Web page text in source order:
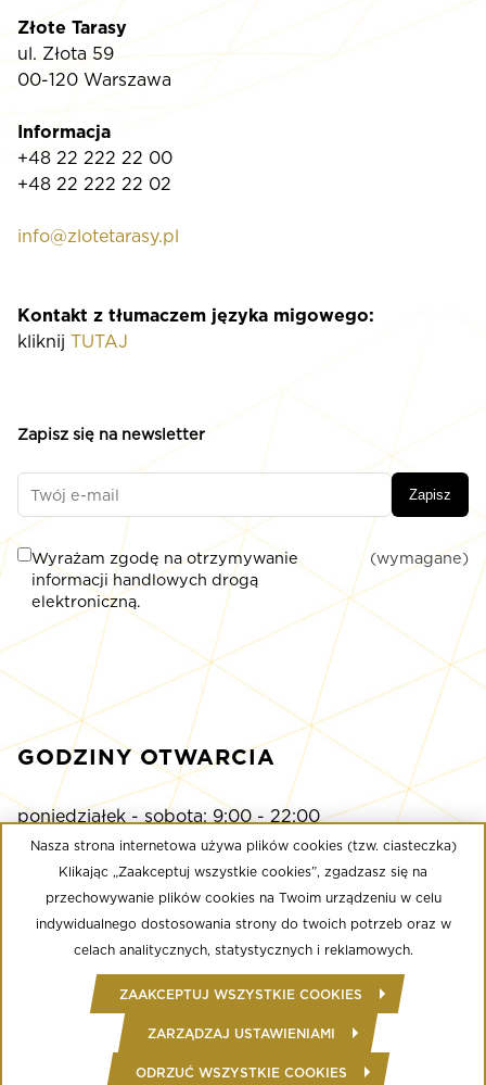
Złote Tarasy
ul. Złota 59
00-120 Warszawa
Informacja
+48 22 222 22 00
+48 22 222 22 02
info@zlotetarasy.pl
Kontakt z tłumaczem języka migowego:
kliknij TUTAJ
Zapisz się na newsletter
Zapisz
Wyrażam zgodę na otrzymywanie
informacji handlowych drogą
elektroniczną.
(wymagane)
GODZINY OTWARCIA
poniedziałek - sobota: 9:00 - 22:00
niedziela: 9:00 - 21:00
Multikino
poniedziałek - niedziela: 9:00 - do ostatniego seansu
Well Fitness
poniedziałek - niedziela: 24/7
© Copyright 2020 Złote Tarasy
Nasza strona internetowa używa plików cookies (tzw. ciasteczka)
Klikając „Zaakceptuj wszystkie cookies”, zgadzasz się na
przechowywanie plików cookies na Twoim urządzeniu w celu
indywidualnego dostosowania strony do twoich potrzeb oraz w
celach analitycznych, statystycznych i reklamowych.
ZAAKCEPTUJ WSZYSTKIE COOKIES
ZARZĄDZAJ USTAWIENIAMI
ODRZUĆ WSZYSTKIE COOKIES